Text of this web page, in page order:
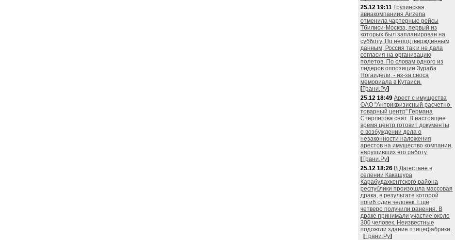
25.12 19:11 Грузинская
авиакомпаниия Airzena
отменила чартерные рейсы
Тбилиси-Москва, первый из
которых был запланирован на
субботу. По неподтвержденным
данным, Россия так и не дала
согласия на организацию
полетов. По словам одного из
лидеров оппозиции Зураба
Ногаидели, - из-за сноса
мемориала в Кутаиси.
[Грани.Ру]
25.12 18:49 Арест с имущества
ОАО "Антрикризисный расчетно-
товарный центр" Германа
Стерлигова снят. В настоящее
время центр готовит документы
о возбуждении дела о
незаконности наложения
арестов на имущество компании,
нарушивших его работу.
[Грани.Ру]
25.12 18:26 В Дагестане в
селении Какашура
Карабудахкентского района
республики произошла массовая
драка, в результате которой
погиб один человек. Еще
четверо получили ранения. В
драке принимали участие около
300 человек. Неизвестные
подожгли здание птицефабрики.
[Грани.Ру]